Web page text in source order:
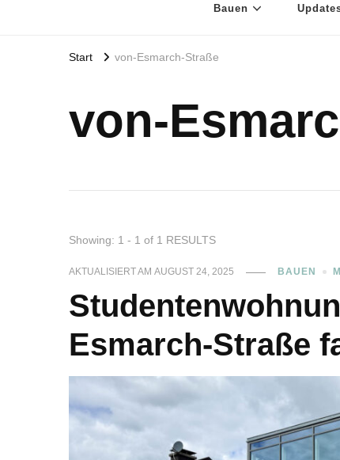
Bauen
Start von-Esmarch-Straße
von-
Showing: 1 - 1 of 1 RESULTS
AKTUALISIERT AMAUGUST 24, 2025 BAUEN
Esmarch-Straße